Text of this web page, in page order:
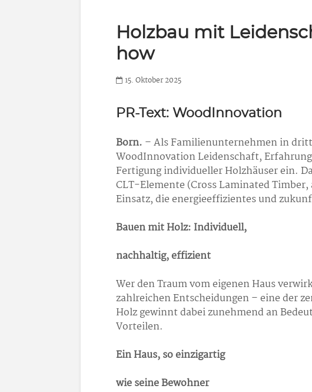
Holzbau mit
how
15. Oktober 2025
PR-Text: WoodInnovation
Born. – Als Familienunternehmen in
WoodInnovation Leidenschaft,
Fertigung individueller Holzhäuser ein.
CLT-Elemente (Cross Laminated
Einsatz, die energieeffizientes und
Bauen mit Holz: Individuell,
nachhaltig, effizient
Wer den Traum vom eigenen Haus
zahlreichen Entscheidungen – eine der
Holz gewinnt dabei zunehmend an
Vorteilen.
Ein Haus, so einzigartig
wie seine Bewohner